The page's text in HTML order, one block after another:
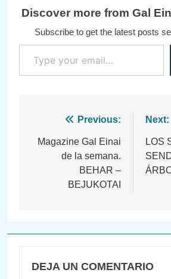
Discover more from Gal
Subscribe to get the latest posts
Type your email…
Navegación
de
entradas
Previous:
Magazine Gal Einai
de la semana.
BEHAR –
BEJUKOTAI
Next:
LOS
DEJA UN COMENTARIO